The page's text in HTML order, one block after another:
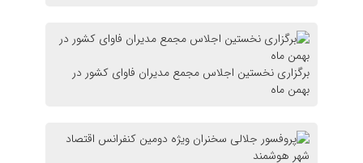
برگزاری نخستین اجلاس مجمع مدیران فاوای کشور در
بهمن ماه